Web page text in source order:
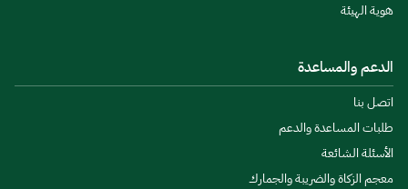
هوية الهيئة
الدعم والمساعدة
اتصل بنا
طلبات المساعدة والدعم
الأسئلة الشائعة
معجم الزكاة والضريبة والجمارك